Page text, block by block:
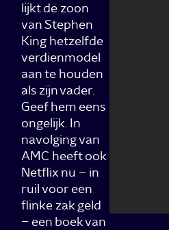
lijkt de zoon
van Stephen
King hetzelfde
verdienmodel
aan te houden
als zijn vader.
Geef hem eens
ongelijk. In
navolging van
AMC heeft ook
Netflix nu – in
ruil voor een
flinke zak geld
– een boek van